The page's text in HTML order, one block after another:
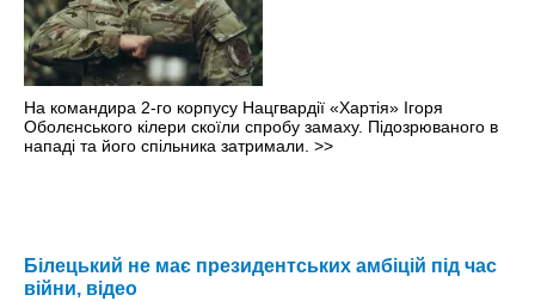
На командира 2-го корпусу Нацгвардії «Хартія» Ігоря
Оболєнського кілери скоїли спробу замаху. Підозрюваного в
нападі та його спільника затримали. >>
Білецький не має президентських амбіцій під час
війни, відео